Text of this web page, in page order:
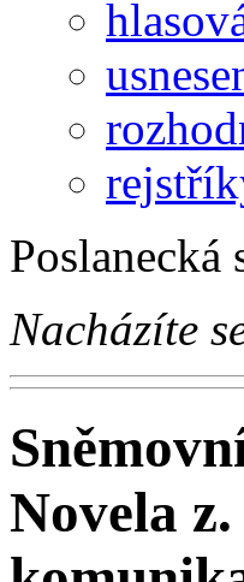
Nacházíte
Novela